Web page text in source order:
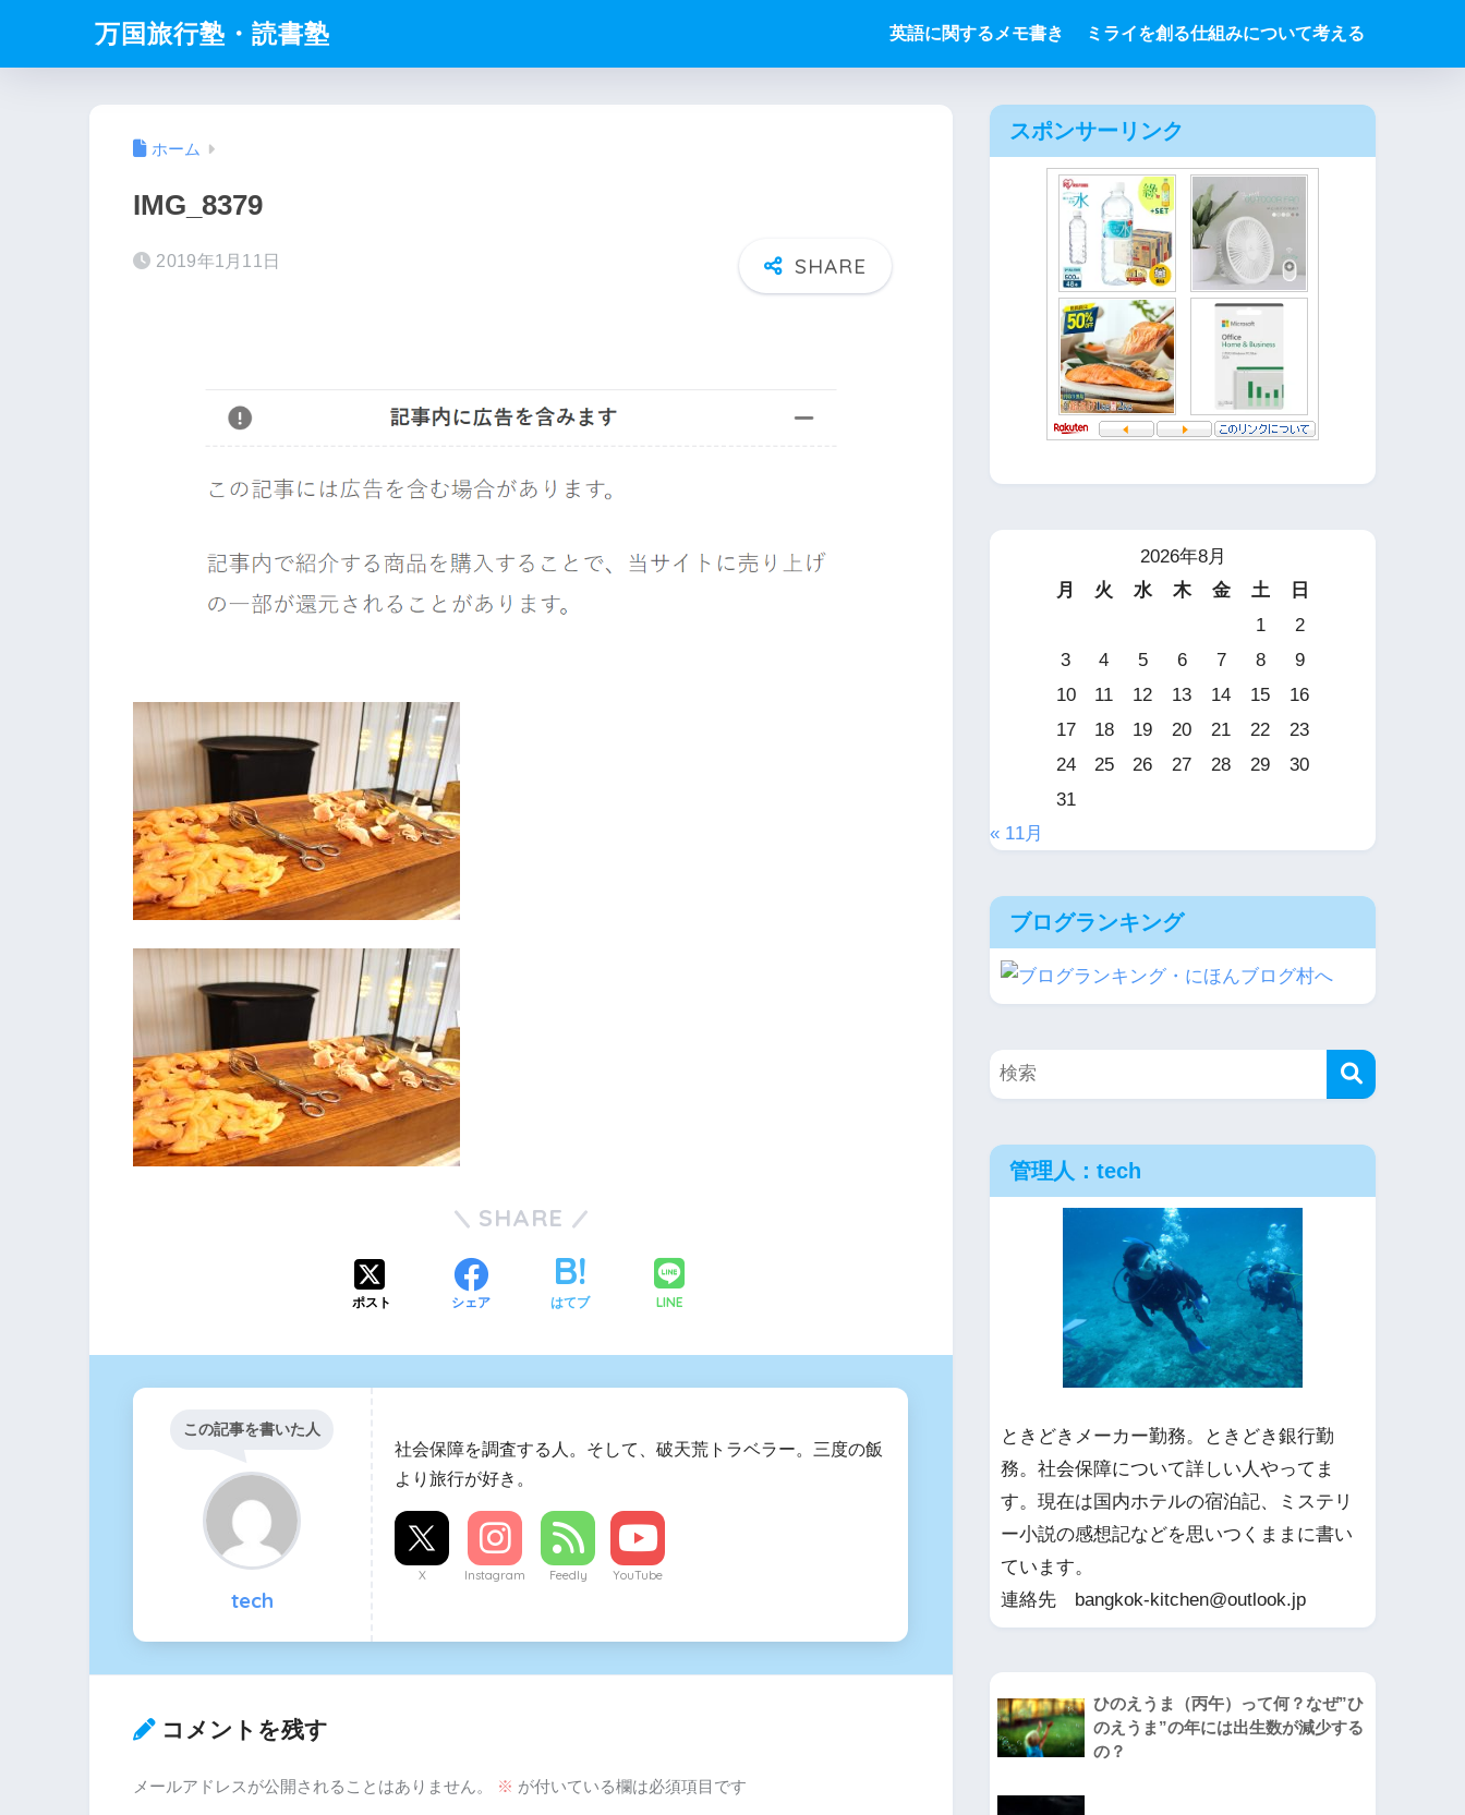
万国旅行塾・読書塾 英語に関するメモ書き ミライを創る仕組みについて考える
ホーム
IMG_8379
2019年1月11日
SHARE
ポスト シェア はてブ LINE
この記事を書いた人
tech
社会保障を調査する人。そして、破天荒トラベラー。三度の飯
より旅行が好き。
X Instagram Feedly YouTube
コメントを残す
メールアドレスが公開されることはありません。 ※ が付いている欄は必須項目です
スポンサーリンク
2026年8月
月
火 水 木 金 土
日
1
2
3
4 5 6 7 8
9
10
11 12 13 14 15
16
17
18 19 20 21 22
23
24
25 26 27 28 29
30
31
« 11月
ブログランキング
管理人：tech
ときどきメーカー勤務。ときどき銀行勤
務。社会保障について詳しい人やってま
す。現在は国内ホテルの宿泊記、ミステリ
ー小説の感想記などを思いつくままに書い
ています。
連絡先 bangkok-kitchen@outlook.jp
ひのえうま（丙午）って何？なぜ”ひ
のえうま”の年には出生数が減少する
の？